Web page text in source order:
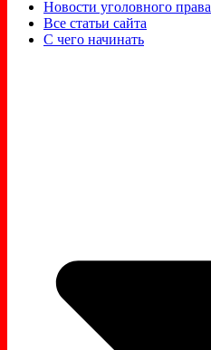
Новости уголовного права
Все статьи сайта
С чего начинать